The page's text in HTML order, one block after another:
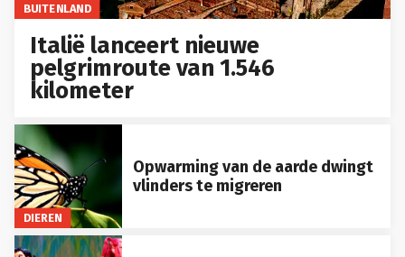
BUITENLAND
Italië lanceert nieuwe
pelgrimroute van 1.546
kilometer
DIEREN
Opwarming van de aarde dwingt
vlinders te migreren